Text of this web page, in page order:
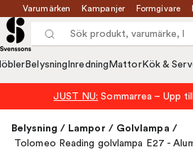
Varumärken Kampanjer Formgivare
Belysning Inredning MattorKök &
JUST NU: Sommarrea – Upp
Belysning / Lampor / Golvlampa /
Tolomeo Reading golvlampa E27 -